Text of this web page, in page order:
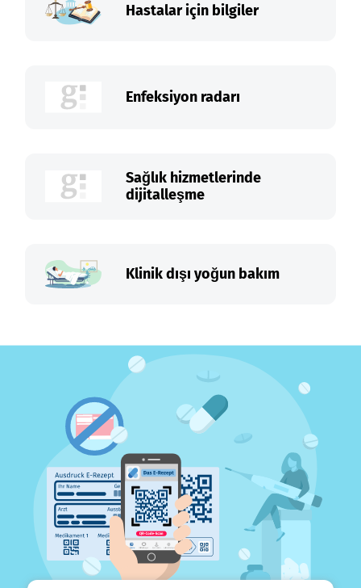
Hastalar için bilgiler
Enfeksiyon radarı
Sağlık hizmetlerinde
dijitalleşme
Klinik dışı yoğun bakım